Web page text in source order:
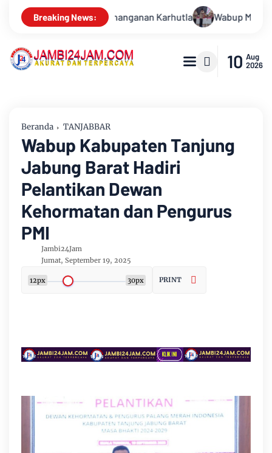
Breaking News:
Muarojambi Lepas Kontingan Jamnas XXII 2026 Pesan
10 Aug
2026
Beranda TANJABBAR
Wabup Kabupaten Tanjung
Jabung Barat Hadiri
Pelantikan Dewan
Kehormatan dan Pengurus
PMI
Jambi24Jam
Jumat, September 19, 2025
12px 30px PRINT